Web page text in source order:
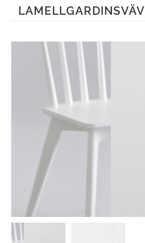
LAMELLGARDINSVÄV